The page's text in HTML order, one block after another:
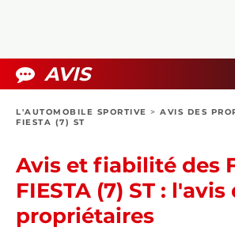
BOUTIQUE
AVIS
L'AUTOMOBILE SPORTIVE > AVIS DES
FIESTA (7) ST
Avis et fiabilité des
FIESTA (7) ST : l'avis
propriétaires